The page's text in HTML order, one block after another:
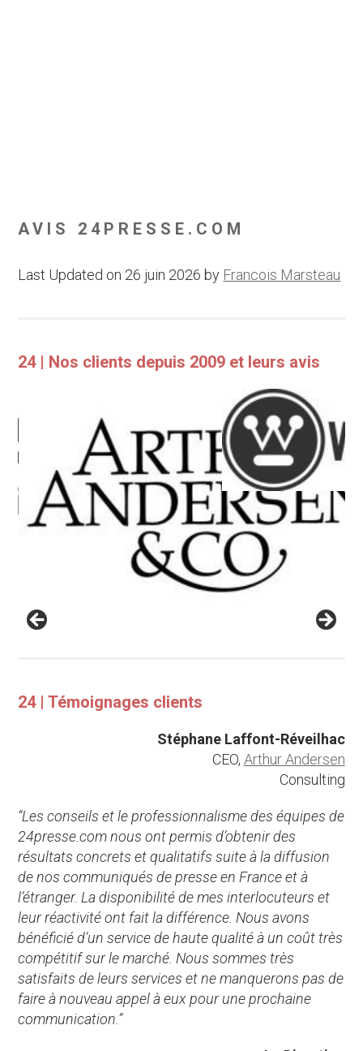
AVIS 24PRESSE.COM
Last Updated on 26 juin 2026 by Francois Marsteau
24 | Nos clients depuis 2009 et leurs avis
24 | Témoignages clients
Stéphane Laffont-Réveilhac
CEO, Arthur Andersen
Consulting
“Les conseils et le professionnalisme des équipes de
24presse.com nous ont permis d’obtenir des
résultats concrets et qualitatifs suite à la diffusion
de nos communiqués de presse en France et à
l’étranger. La disponibilité de mes interlocuteurs et
leur réactivité ont fait la différence. Nous avons
bénéficié d’un service de haute qualité à un coût très
compétitif sur le marché. Nous sommes très
satisfaits de leurs services et ne manquerons pas de
faire à nouveau appel à eux pour une prochaine
communication.”